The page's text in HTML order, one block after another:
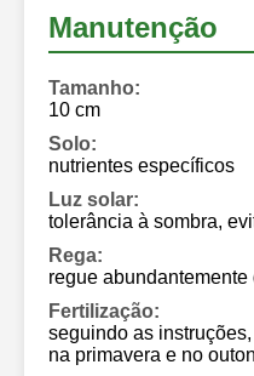
Manutenção
Tamanho:
10 cm
Solo:
nutrientes específicos
Luz solar:
tolerância à sombra,
Rega:
regue
Fertilização:
seguindo as
na primavera e no